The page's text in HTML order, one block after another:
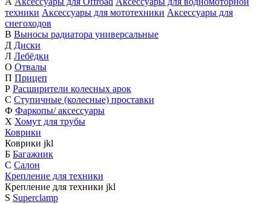
техники Аксессуары для мототехники Аксессуары для
снегоходов
В Выносы радиатора универсальные
Д Диски
Л Лебёдки
О Отвалы
П Прицеп
Р Расширители колесных арок
С Ступичные (колесные) проставки
Ф Фаркопы/ аксессуары
Х Хомут для трубы
Коврики
Коврики jkl
Б Багажник
С Салон
Крепление для техники
Крепление для техники jkl
S Superclamp